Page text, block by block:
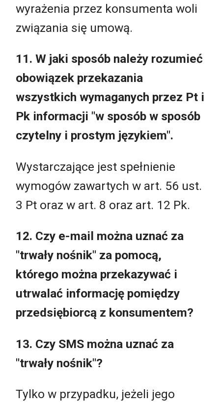
wyrażenia przez konsumenta woli
związania się umową.
11. W jaki sposób należy rozumieć
obowiązek przekazania
wszystkich wymaganych przez Pt i
Pk informacji "w sposób w sposób
czytelny i prostym językiem".
Wystarczające jest spełnienie
wymogów zawartych w art. 56 ust.
3 Pt oraz w art. 8 oraz art. 12 Pk.
12. Czy e-mail można uznać za
"trwały nośnik" za pomocą,
którego można przekazywać i
utrwalać informację pomiędzy
przedsiębiorcą z konsumentem?
13. Czy SMS można uznać za
"trwały nośnik"?
Tylko w przypadku, jeżeli jego